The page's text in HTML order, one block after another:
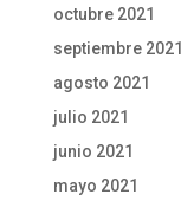
octubre 2021
septiembre 2021
agosto 2021
julio 2021
junio 2021
mayo 2021